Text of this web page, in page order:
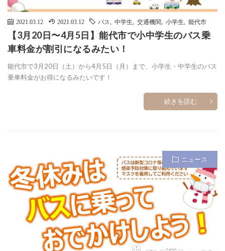
2021.03.12 2021.03.12 バス 中学生 交通機関 小学生 能代市
【3月20日〜4月5日】能代市で小中学生のバス乗
車料金が割引になるみたい！
能代市で3月20日（土）から4月5日（月）まで、小学生・中学生のバス
乗車料金がお得になるみたいです！
続きを読む
ニュース